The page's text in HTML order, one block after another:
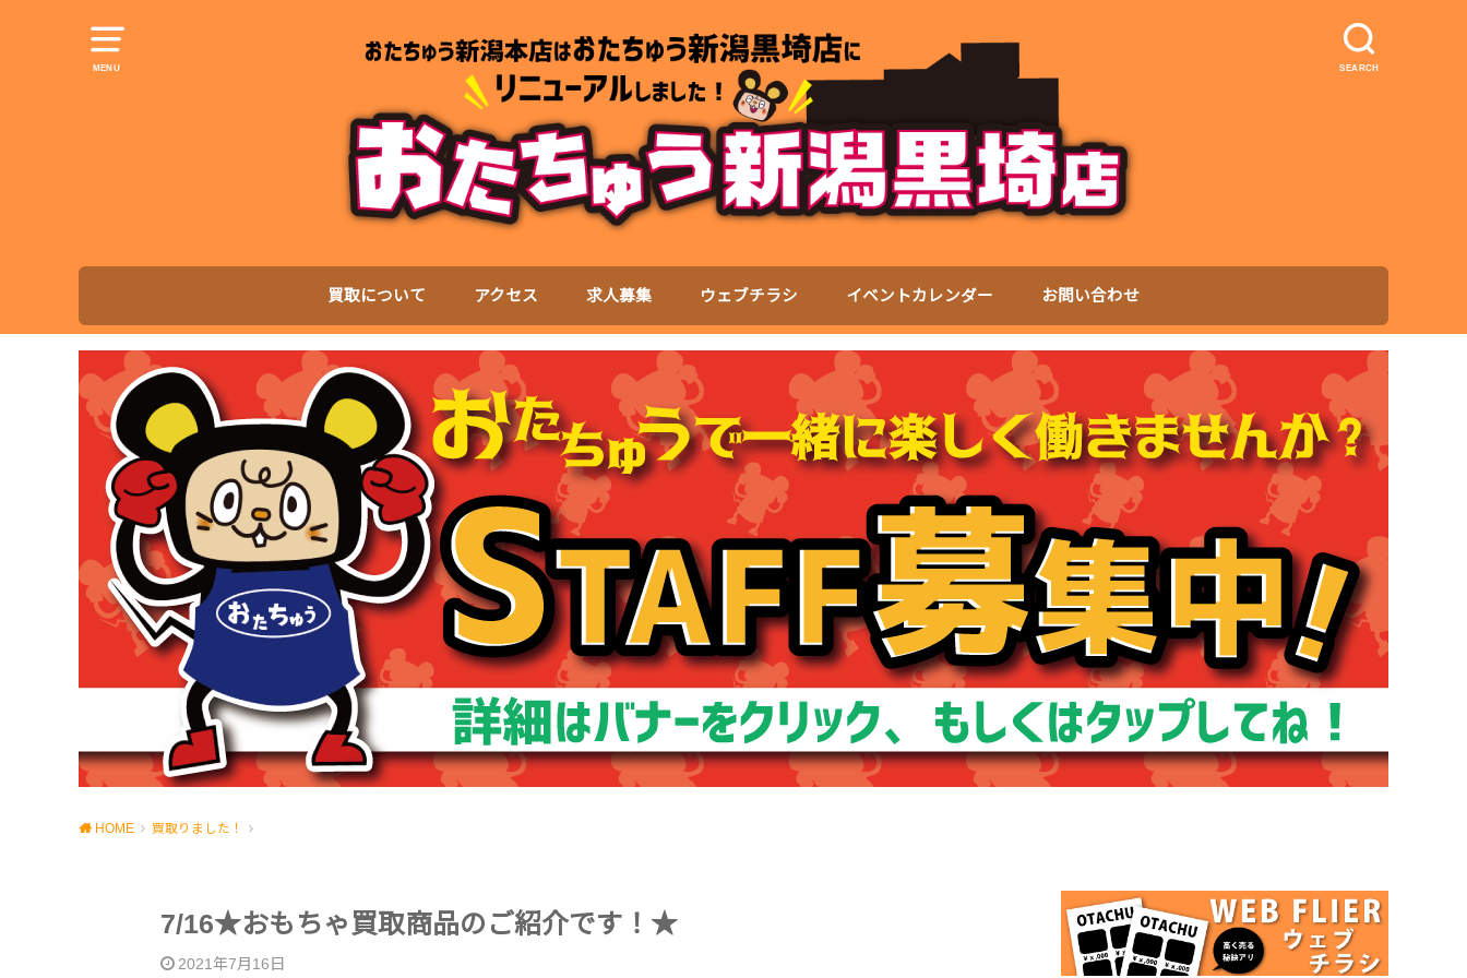
MENU SEARCH
買取について アクセス 求人募集 ウェブチラシ イベントカレンダー お問い合わせ
HOME 買取りました！
7/16★おもちゃ買取商品のご紹介です！★
2021年7月16日